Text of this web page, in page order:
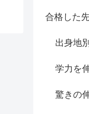
合格した
出身地
学力を
驚きの